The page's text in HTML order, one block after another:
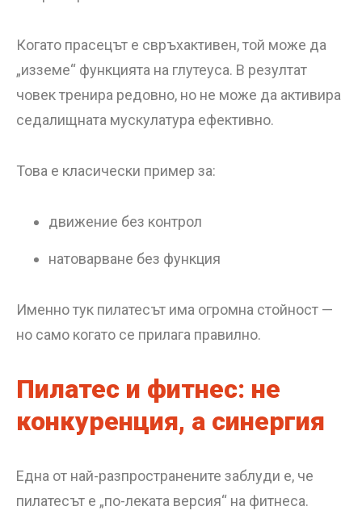
Когато прасецът е свръхактивен, той може да
„изземе“ функцията на глутеуса. В резултат
човек тренира редовно, но не може да активира
седалищната мускулатура ефективно.
Това е класически пример за:
движение без контрол
натоварване без функция
Именно тук пилатесът има огромна стойност —
но само когато се прилага правилно.
Пилатес и фитнес: не
конкуренция, а синергия
Една от най-разпространените заблуди е, че
пилатесът е „по-леката версия“ на фитнеса.